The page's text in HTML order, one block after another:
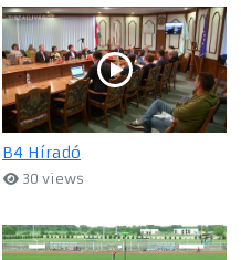
B4 Híradó
30 views